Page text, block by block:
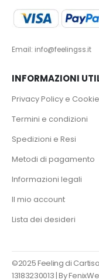
Email: info@feelingss.it
INFORMAZIONI
Privacy Policy e
Termini e condizioni
Spedizioni e Resi
Metodi di pagamento
Informazioni legali
Il mio account
Lista dei desideri
©2025 Feeling di
13183230013 |By